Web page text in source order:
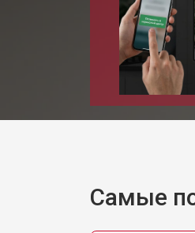
Замена
Прошивка
Самые